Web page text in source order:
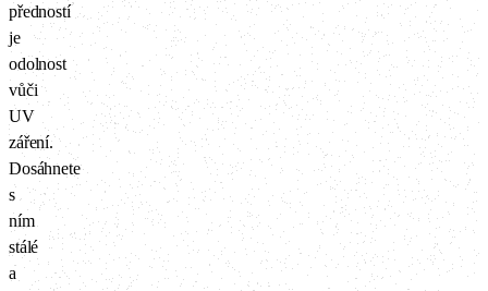
předností
je
odolnost
vůči
UV
záření.
Dosáhnete
s
ním
stálé
a